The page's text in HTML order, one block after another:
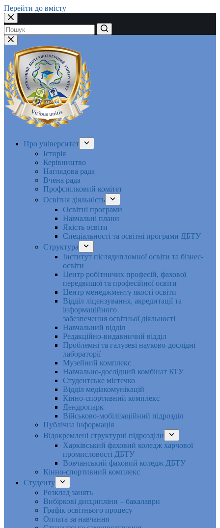
Перейти до вмісту
Немає
результатів
Про університет
Історія
Керівництво
Наглядова рада
Вчена рада
Профспілковий комітет
Освітня діяльність
Освітні програми
Навчальні плани
Якість освіти
Спеціальності та освітні програми ДБТУ
Структура
Інститут післядипломної освіти та бізнес-
освіти
Центр робітничих професій, фахової
передвищої та професійної освіти
Центр менеджменту якості освіти
Відділ ліцензування, акредитації та
інформаційного
забезпечення освітньої діяльності
Навчальний відділ
Редакційно-видавничий відділ
Проблемні та галузеві науково-дослідні
лабораторії
Музейний комплекс
Навчально-дослідний комбінат БТУ
Студентське містечко
Відділ медіакомунікацій
Кінно-спортивний комплекс
Дендропарк
Військово-мобілізаційний підрозділ
Публічна інформація
Відокремлені структурні підрозділи
Харківський фаховий коледж харчової
промисловості ДБТУ
Вовчанський фаховий коледж ДБТУ
Кінно-спортивний комплекс
Студенту
Розклад занять
Вибіркові дисципліни – бакалаври
Графік освітнього процесу
Оплата за навчання